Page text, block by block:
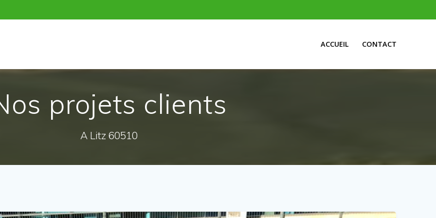
ACCUEIL CONTACT
projets clients
A Litz 60510